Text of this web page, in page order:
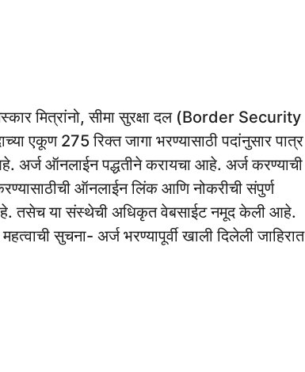
मित्रांनो, सीमा सुरक्षा दल (Border Security
एकूण 275 रिक्त जागा भरण्यासाठी पदांनुसार पात्र
अर्ज ऑनलाईन पद्धतीने करायचा आहे. अर्ज करण्याची
ऑनलाईन लिंक आणि नोकरीची संपुर्ण
तसेच या संस्थेची अधिकृत वेबसाईट नमूद केली आहे.
सुचना- अर्ज भरण्यापूर्वी खाली दिलेली जाहिरात